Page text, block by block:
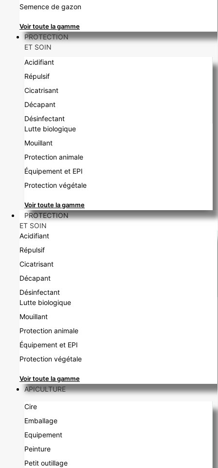
Semence de gazon
Voir toute la gamme
PROTECTION
ET SOIN
Acidifiant
Répulsif
Cicatrisant
Décapant
Désinfectant
Lutte biologique
Mouillant
Protection animale
Équipement et EPI
Protection végétale
Voir toute la gamme
PROTECTION
ET SOIN
Acidifiant
Répulsif
Cicatrisant
Décapant
Désinfectant
Lutte biologique
Mouillant
Protection animale
Équipement et EPI
Protection végétale
Voir toute la gamme
APICULTURE
Cire
Emballage
Equipement
Peinture
Petit outillage